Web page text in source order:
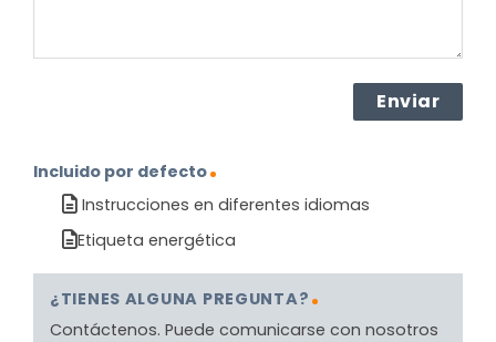
Incluido por defecto
Instrucciones en diferentes idiomas
Etiqueta energética
¿TIENES ALGUNA PREGUNTA?
Contáctenos. Puede comunicarse con nosotros